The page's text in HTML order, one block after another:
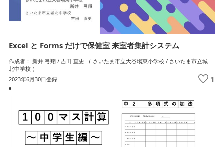
Excel と Forms だけで保健室 来室者集計システム
作成者： 新井 弓翔 / 吉田 直史 （ さいたま市立大谷場東小学校 / さいたま市立城
北中学校 ）
2023年6月30日登録
1